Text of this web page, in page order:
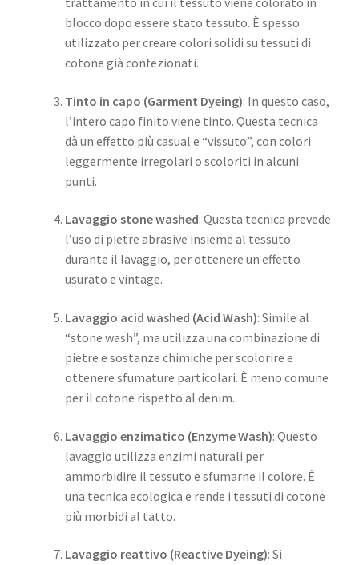
blocco dopo essere stato tessuto. È spesso
utilizzato per creare colori solidi su tessuti di
cotone già confezionati.
Tinto in capo (Garment Dyeing): In questo caso,
l’intero capo finito viene tinto. Questa tecnica
dà un effetto più casual e “vissuto”, con colori
leggermente irregolari o scoloriti in alcuni
punti.
Lavaggio stone washed: Questa tecnica prevede
l’uso di pietre abrasive insieme al tessuto
durante il lavaggio, per ottenere un effetto
usurato e vintage.
Lavaggio acid washed (Acid Wash): Simile al
“stone wash”, ma utilizza una combinazione di
pietre e sostanze chimiche per scolorire e
ottenere sfumature particolari. È meno comune
per il cotone rispetto al denim.
Lavaggio enzimatico (Enzyme Wash): Questo
lavaggio utilizza enzimi naturali per
ammorbidire il tessuto e sfumarne il colore. È
una tecnica ecologica e rende i tessuti di cotone
più morbidi al tatto.
Lavaggio reattivo (Reactive Dyeing): Si